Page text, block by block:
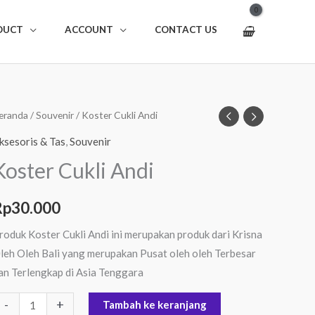
ACCOUNT CONTACT US
/Souvenir/ Koster Cukli Andi
& Tas,Souvenir
Cukli Andi
30.000
Koster Cukli Andi ini merupakan produk dari Krisna
Oleh Bali yang merupakan Pusat oleh oleh Terbesar
Terlengkap di Asia Tenggara
- + Tambah ke keranjang